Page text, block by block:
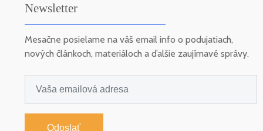
Newsletter
Mesačne posielame na váš email info o podujatiach,
nových článkoch, materiáloch a ďalšie zaujímavé správy.
Odoslať